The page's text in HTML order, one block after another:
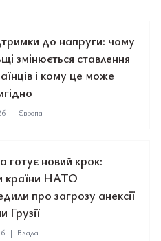
до напруги: чому
змінюється ставлення
і кому це може
| Європа
готує новий крок:
країни НАТО
про загрозу анексії
Грузії
| Влада